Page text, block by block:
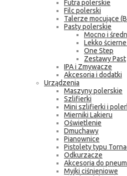
Futra polerskie
Filc polerski
Talerze mocujące
Pasty polerskie
Mocno i
Lekko
One Step
Zestawy Past
IPA i Zmywacze
Akcesoria i dodatki
Urządzenia
Maszyny polerskie
Szlifierki
Mini szlifierki i
Mierniki Lakieru
Oświetlenie
Dmuchawy
Pianownice
Pistolety typu
Odkurzacze
Akcesoria do
Myjki ciśnieniowe